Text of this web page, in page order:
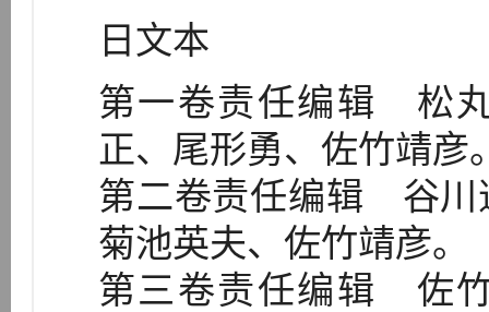
日文本
第一卷责任编辑 松
正、尾形勇、佐竹靖彦
第二卷责任编辑 谷川
菊池英夫、佐竹靖彦。
第三卷责任编辑 佐